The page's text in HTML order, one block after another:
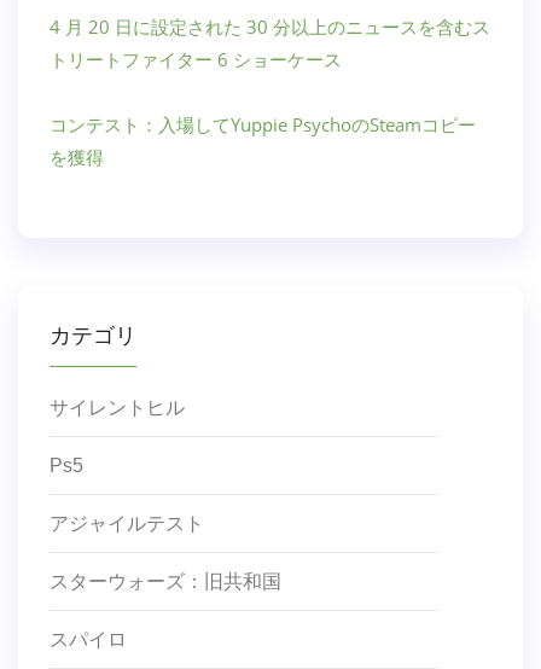
4 月 20 日に設定された 30 分以上のニュースを含むス
トリートファイター 6 ショーケース
コンテスト：入場してYuppie PsychoのSteamコピー
を獲得
カテゴリ
サイレントヒル
Ps5
アジャイルテスト
スターウォーズ：旧共和国
スパイロ